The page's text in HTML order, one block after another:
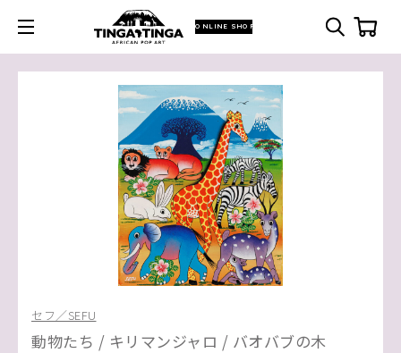
ONLINE SHOP
セフ／SEFU
動物たち / キリマンジャロ / バオバブの木